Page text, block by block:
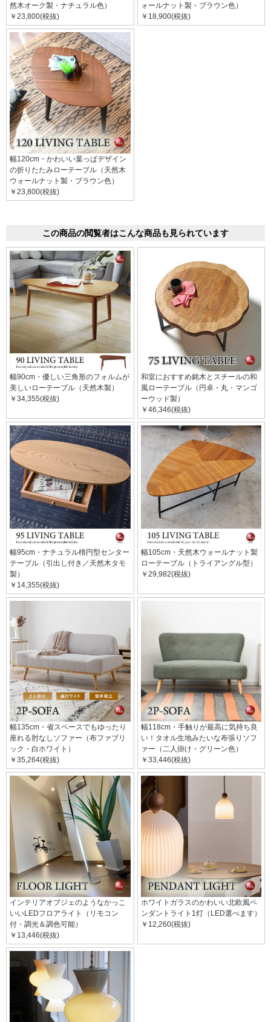
然木オーク製・ナチュラル色）
￥23,800(税抜)
ォールナット製・ブラウン色）
￥18,900(税抜)
幅120cm・かわいい葉っぱデザイン
の折りたたみローテーブル（天然木
ウォールナット製・ブラウン色）
￥23,800(税抜)
この商品の閲覧者はこんな商品も見られています
幅90cm・優しい三角形のフォルムが
美しいローテーブル（天然木製）
￥34,355(税抜)
和室におすすめ銘木とスチールの和
風ローテーブル（円卓・丸・マンゴ
ーウッド製）
￥46,346(税抜)
幅95cm・ナチュラル楕円型センター
テーブル（引出し付き／天然木タモ
製）
￥14,355(税抜)
幅105cm・天然木ウォールナット製
ローテーブル（トライアングル型）
￥29,982(税抜)
幅135cm・省スペースでもゆったり
座れる肘なしソファー（布ファブリ
ック・白ホワイト）
￥35,264(税抜)
幅118cm・手触りが最高に気持ち良
い！タオル生地みたいな布張りソフ
ァー（二人掛け・グリーン色）
￥33,446(税抜)
インテリアオブジェのようなかっこ
いいLEDフロアライト（リモコン
付・調光＆調色可能）
￥13,446(税抜)
ホワイトガラスのかわいい北欧風ペ
ンダントライト1灯（LED選べます）
￥12,260(税抜)